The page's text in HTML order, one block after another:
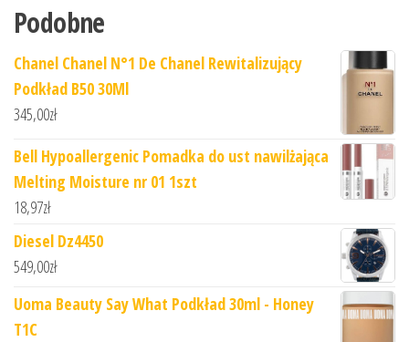
Podobne
Chanel Chanel N°1 De Chanel Rewitalizujący
Podkład B50 30Ml
345,00zł
Bell Hypoallergenic Pomadka do ust nawilżająca
Melting Moisture nr 01 1szt
18,97zł
Diesel Dz4450
549,00zł
Uoma Beauty Say What Podkład 30ml - Honey
T1C